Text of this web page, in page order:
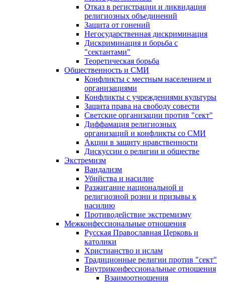
Отказ в регистрации и ликвидация
религиозных объединений
Защита от гонений
Негосударственная дискриминация
Дискриминация и борьба с
"сектантами"
Теоретическая борьба
Общественность и СМИ
Конфликты с местным населением и
организациями
Конфликты с учреждениями культуры
Защита права на свободу совести
Светские организации против "сект"
Диффамация религиозных
организаций и конфликты со СМИ
Акции в защиту нравственности
Дискуссии о религии и обществе
Экстремизм
Вандализм
Убийства и насилие
Разжигание национальной и
религиозной розни и призывы к
насилию
Противодействие экстремизму
Межконфессиональные отношения
Русская Православная Церковь и
католики
Христианство и ислам
Традиционные религии против "сект"
Внутриконфессиональные отношения
Взаимоотношения